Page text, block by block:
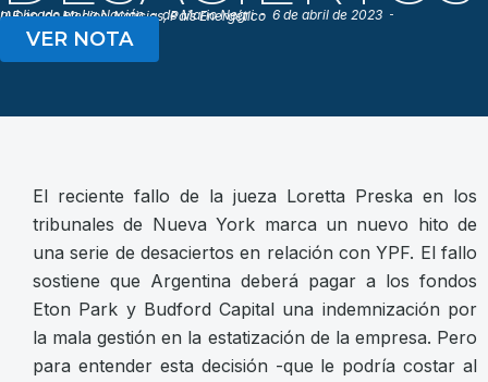
publicado en La Nación deMario Negri 6 de abril de 2023
IAE en los Medios,Noticias,País Energético
VER NOTA
El reciente fallo de la jueza Loretta Preska en los
tribunales de Nueva York marca un nuevo hito de
una serie de desaciertos en relación con YPF. El fallo
sostiene que Argentina deberá pagar a los fondos
Eton Park y Budford Capital una indemnización por
la mala gestión en la estatización de la empresa. Pero
para entender esta decisión -que le podría costar al